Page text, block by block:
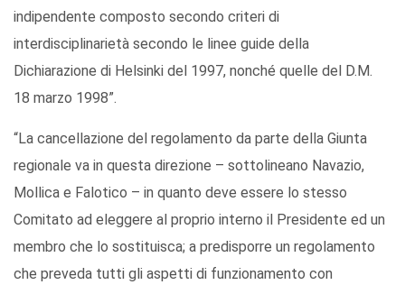
indipendente composto secondo criteri di
interdisciplinarietà secondo le linee guide della
Dichiarazione di Helsinki del 1997, nonché quelle del D.M.
18 marzo 1998”.
“La cancellazione del regolamento da parte della Giunta
regionale va in questa direzione – sottolineano Navazio,
Mollica e Falotico – in quanto deve essere lo stesso
Comitato ad eleggere al proprio interno il Presidente ed un
membro che lo sostituisca; a predisporre un regolamento
che preveda tutti gli aspetti di funzionamento con